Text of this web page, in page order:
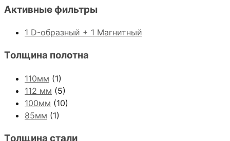
Активные фильтры
1 D-образный + 1 Магнитный
Толщина полотна
110мм (1)
112 мм (5)
100мм (10)
85мм (1)
Толщина стали